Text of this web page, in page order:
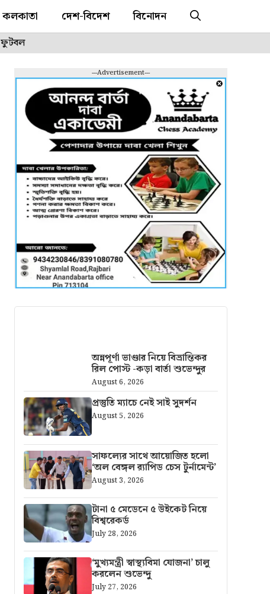
কলকাতা দেশ-বিদেশ বিনোদন
ফুটবল
---Advertisement---
অন্নপূর্ণা ভাণ্ডার নিয়ে বিভ্রান্তিকর
রিল পোস্ট -কড়া বার্তা শুভেন্দুর
August 6, 2026
প্রস্তুতি ম্যাচে নেই সাই সুদর্শন
August 5, 2026
সাফল্যের সাথে আয়োজিত হলো
‘অল বেঙ্গল র‍্যাপিড চেস টুর্নামেন্ট’
August 3, 2026
টানা ৫ মেডেনে ৫ উইকেট নিয়ে
বিশ্বরেকর্ড
July 28, 2026
‘মুখ্যমন্ত্রী স্বাস্থ্যবিমা যোজনা’ চালু
করলেন শুভেন্দু
July 27, 2026